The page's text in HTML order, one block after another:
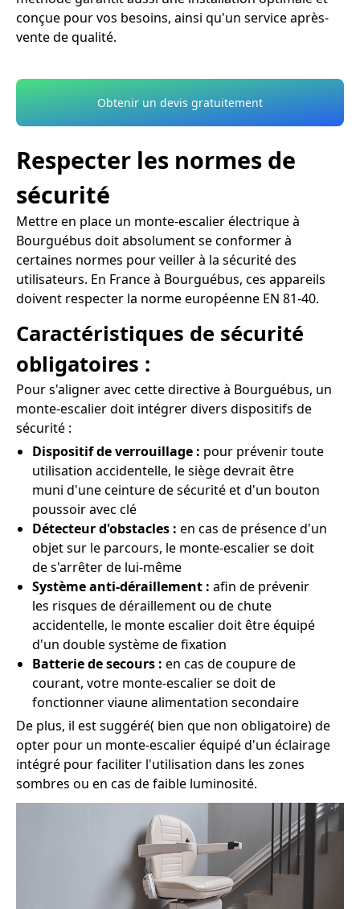
conçue pour vos besoins, ainsi qu'un service après-
vente de qualité.
Obtenir un devis gratuitement
Respecter les normes de
sécurité
Mettre en place un monte-escalier électrique à
Bourguébus doit absolument se conformer à
certaines normes pour veiller à la sécurité des
utilisateurs. En France à Bourguébus, ces appareils
doivent respecter la norme européenne EN 81-40.
Caractéristiques de sécurité
obligatoires :
Pour s'aligner avec cette directive à Bourguébus, un
monte-escalier doit intégrer divers dispositifs de
sécurité :
Dispositif de verrouillage : pour prévenir toute
utilisation accidentelle, le siège devrait être
muni d'une ceinture de sécurité et d'un bouton
poussoir avec clé
Détecteur d'obstacles : en cas de présence d'un
objet sur le parcours, le monte-escalier se doit
de s'arrêter de lui-même
Système anti-déraillement : afin de prévenir
les risques de déraillement ou de chute
accidentelle, le monte escalier doit être équipé
d'un double système de fixation
Batterie de secours : en cas de coupure de
courant, votre monte-escalier se doit de
fonctionner viaune alimentation secondaire
De plus, il est suggéré( bien que non obligatoire) de
opter pour un monte-escalier équipé d'un éclairage
intégré pour faciliter l'utilisation dans les zones
sombres ou en cas de faible luminosité.